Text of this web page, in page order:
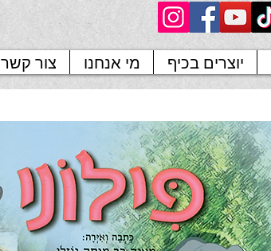
צור קשר מי אנחנו יוצרים בכיף